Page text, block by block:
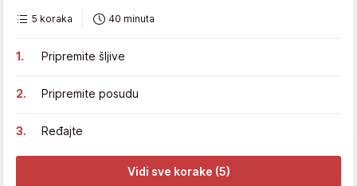
5 koraka 40 minuta
Pripremite šljive
Pripremite posudu
Ređajte
Vidi sve korake (5)